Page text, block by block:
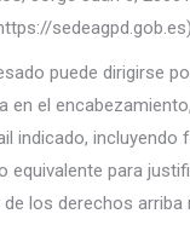
puede dirigirse
en el
indicado, incluyendo
equivalente para
los derechos arriba